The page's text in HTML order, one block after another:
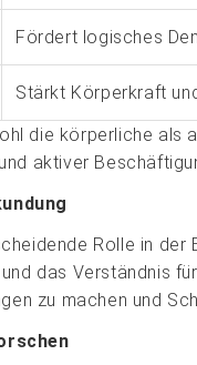
Fördert logisches
Stärkt Körperkraft
die körperliche als
aktiver
Rolle in
das Verständnis
zu machen und